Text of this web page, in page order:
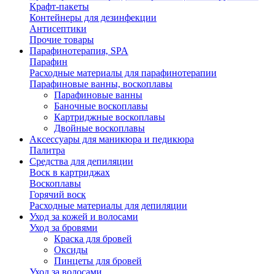
Крафт-пакеты
Контейнеры для дезинфекции
Антисептики
Прочие товары
Парафинотерапия, SPA
Парафин
Расходные материалы для парафинотерапии
Парафиновые ванны, воскоплавы
Парафиновые ванны
Баночные воскоплавы
Картриджные воскоплавы
Двойные воскоплавы
Аксессуары для маникюра и педикюра
Палитра
Средства для депиляции
Воск в картриджах
Воскоплавы
Горячий воск
Расходные материалы для депиляции
Уход за кожей и волосами
Уход за бровями
Краска для бровей
Оксиды
Пинцеты для бровей
Уход за волосами